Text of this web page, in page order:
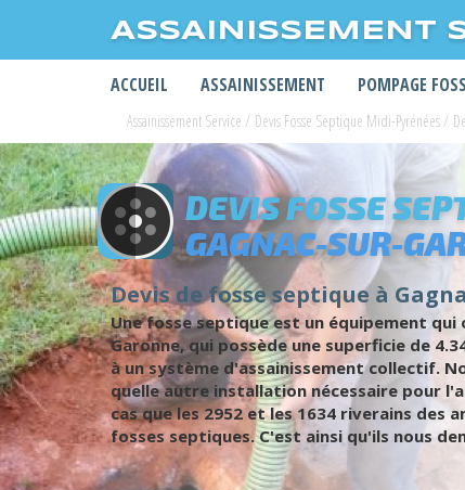
ASSAINISSEMENT
ACCUEIL ASSAINISSEMENT POMPAGE
Assainissement Service / Devis Fosse Septique Midi-Pyrénées/
DEVIS FOSSE
GAGNAC-SUR-
Devis de fosse septique à
Une fosse septique est un équipement
Garonne, qui possède une superficie de
à un système d'assainissement collectif.
quelle autre installation nécessaire pour
cas que les 2952 et les 1634 riverains
fosses septiques. C'est ainsi qu'ils nous